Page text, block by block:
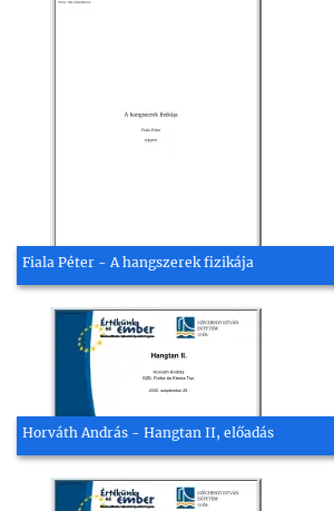
Fiala Péter - A hangszerek fizikája
Horváth András - Hangtan II, előadás